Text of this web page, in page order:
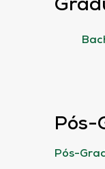
Pós-
Pós-